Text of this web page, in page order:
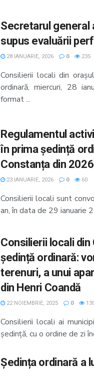
Secretarul general
supus evaluării
28 IANUARIE, 2026 0 235
Consilierii locali din
ordinară, miercuri, 28
format ...
Regulamentul
în prima ședință
Constanța din 2026
23 IANUARIE, 2026 0 60
Consilierii locali sunt
an, în data de 29 ianuarie
Consilierii locali
ședință ordinară:
terenuri, a unui
din Henri Coandă
22 NOIEMBRIE, 2025 0
Consilierii locali ai
ședință, cu o ordine de zi
Ședința ordinară a